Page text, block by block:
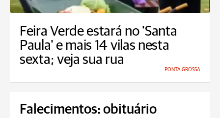
Feira Verde estará no 'Santa
Paula' e mais 14 vilas nesta
sexta; veja sua rua
PONTA GROSSA
Falecimentos: obituário